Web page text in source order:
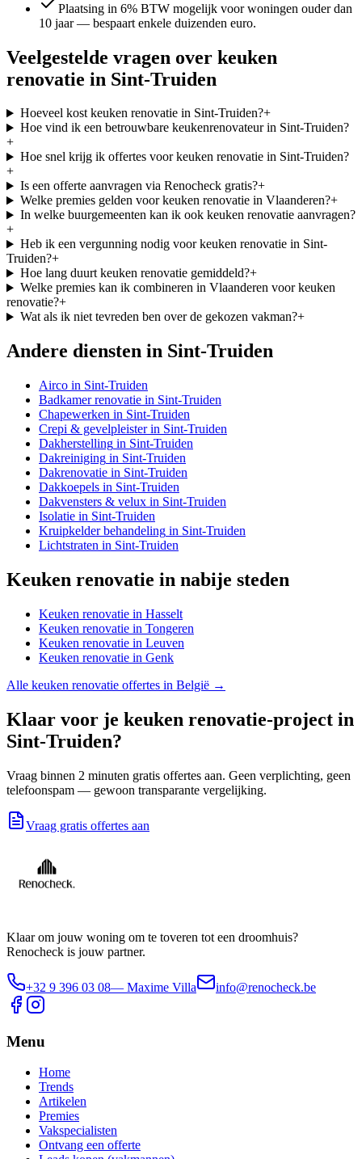
Plaatsing in 6% BTW mogelijk voor woningen ouder dan
10 jaar — bespaart enkele duizenden euro.
Veelgestelde vragen over keuken
renovatie in Sint-Truiden
Hoeveel kost keuken renovatie in Sint-Truiden?+
Hoe vind ik een betrouwbare keukenrenovateur in Sint-Truiden?
+
Hoe snel krijg ik offertes voor keuken renovatie in Sint-Truiden?
+
Is een offerte aanvragen via Renocheck gratis?+
Welke premies gelden voor keuken renovatie in Vlaanderen?+
In welke buurgemeenten kan ik ook keuken renovatie aanvragen?
+
Heb ik een vergunning nodig voor keuken renovatie in Sint-
Truiden?+
Hoe lang duurt keuken renovatie gemiddeld?+
Welke premies kan ik combineren in Vlaanderen voor keuken
renovatie?+
Wat als ik niet tevreden ben over de gekozen vakman?+
Andere diensten in Sint-Truiden
Airco in Sint-Truiden
Badkamer renovatie in Sint-Truiden
Chapewerken in Sint-Truiden
Crepi & gevelpleisterin Sint-Truiden
Dakherstelling in Sint-Truiden
Dakreiniging in Sint-Truiden
Dakrenovatie in Sint-Truiden
Dakkoepels in Sint-Truiden
Dakvensters & velux in Sint-Truiden
Isolatie in Sint-Truiden
Kruipkelder behandeling in Sint-Truiden
Lichtstraten in Sint-Truiden
Keuken renovatie in nabije steden
Keuken renovatie in Hasselt
Keuken renovatie in Tongeren
Keuken renovatie in Leuven
Keuken renovatie in Genk
Alle keuken renovatie offertes in België →
Klaar voor je keuken renovatie-project in
Sint-Truiden?
Vraag binnen 2 minuten gratis offertes aan. Geen verplichting, geen
telefoonspam — gewoon transparante vergelijking.
Vraag gratis offertes aan
Klaar om jouw woning om te toveren tot een droomhuis?
Renocheck is jouw partner.
+32 9 396 03 08— Maxime Villa info@renocheck.be
Menu
Home
Trends
Artikelen
Premies
Vakspecialisten
Ontvang een offerte